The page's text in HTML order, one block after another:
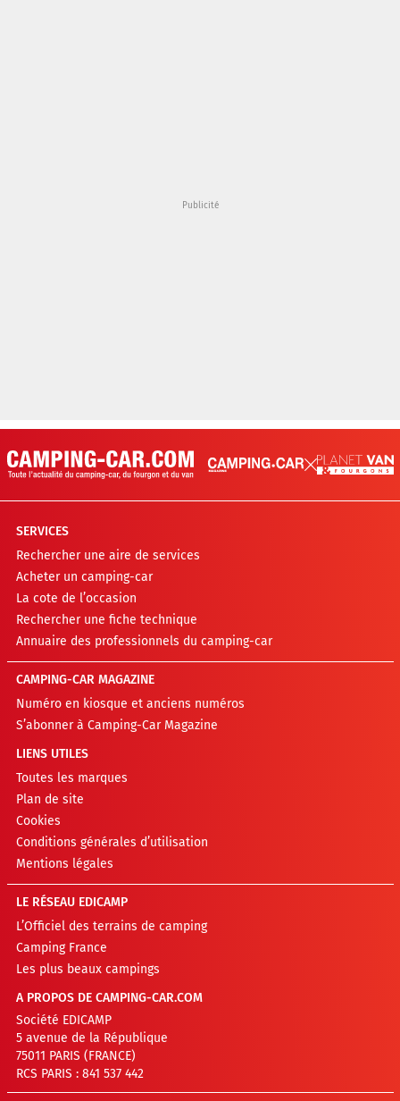
SERVICES
Rechercher une aire de services
Acheter un camping-car
La cote de l’occasion
Rechercher une fiche technique
Annuaire des professionnels du camping-car
CAMPING-CAR MAGAZINE
Numéro en kiosque et anciens numéros
S’abonner à Camping-Car Magazine
LIENS UTILES
Toutes les marques
Plan de site
Cookies
Conditions générales d’utilisation
Mentions légales
LE RÉSEAU EDICAMP
L’Officiel des terrains de camping
Camping France
Les plus beaux campings
A PROPOS DE CAMPING-CAR.COM
Société EDICAMP
5 avenue de la République
75011 PARIS (FRANCE)
RCS PARIS : 841 537 442